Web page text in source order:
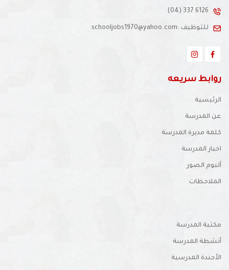
(04) 337 6126
للتوظيف :schooljobs1970@yahoo.com
روابط سريعه
الرئيسية
عن المدرسة
كلمة مديرة المدرسة
اخبار المدرسة
ألبوم الصور
الملاحظات
مكتبة المدرسة
أنشطة المدرسة
الأجندة المدرسية